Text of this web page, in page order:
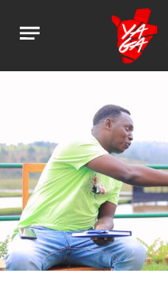
Open
menu
Yaga
Burundi